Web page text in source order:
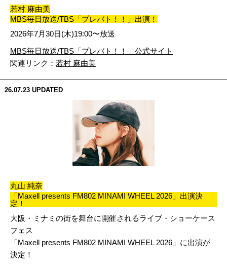
若村 麻由美
MBS毎日放送/TBS「プレバト！！」出演！
2026年7月30日(木)19:00〜放送
MBS毎日放送/TBS「プレバト！！」公式サイト
関連リンク： 若村 麻由美
26.07.23 UPDATED
丸山 純奈
「Maxell presents FM802 MINAMI WHEEL 2026」出演決
定！
大阪・ミナミの街を舞台に開催されるライブ・ショーケース
フェス
「Maxell presents FM802 MINAMI WHEEL 2026」に出演が
決定！